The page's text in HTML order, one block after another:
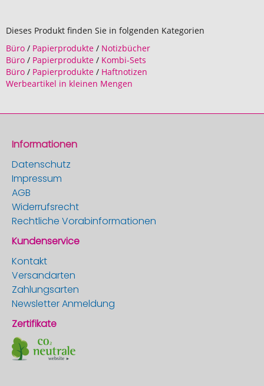
Dieses Produkt finden Sie in folgenden Kategorien
Büro / Papierprodukte / Notizbücher
Büro / Papierprodukte / Kombi-Sets
Büro / Papierprodukte / Haftnotizen
Werbeartikel in kleinen Mengen
Informationen
Datenschutz
Impressum
AGB
Widerrufsrecht
Rechtliche Vorabinformationen
Kundenservice
Kontakt
Versandarten
Zahlungsarten
Newsletter Anmeldung
Zertifikate